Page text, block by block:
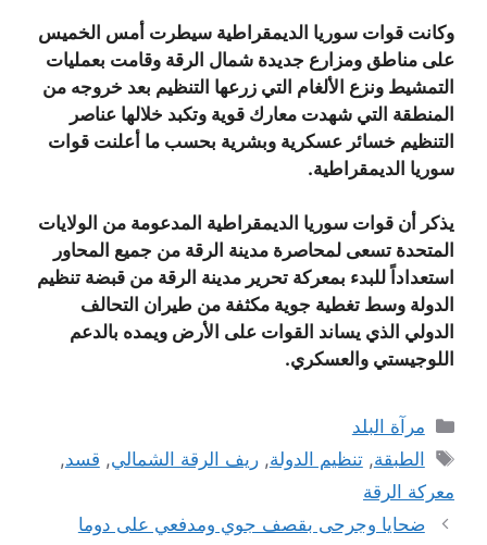
وكانت قوات سوريا الديمقراطية سيطرت أمس الخميس
على مناطق ومزارع جديدة شمال الرقة وقامت بعمليات
التمشيط ونزع الألغام التي زرعها التنظيم بعد خروجه من
المنطقة التي شهدت معارك قوية وتكبد خلالها عناصر
التنظيم خسائر عسكرية وبشرية بحسب ما أعلنت قوات
سوريا الديمقراطية.
يذكر أن قوات سوريا الديمقراطية المدعومة من الولايات
المتحدة تسعى لمحاصرة مدينة الرقة من جميع المحاور
استعداداً للبدء بمعركة تحرير مدينة الرقة من قبضة تنظيم
الدولة وسط تغطية جوية مكثفة من طيران التحالف
الدولي الذي يساند القوات على الأرض ويمده بالدعم
اللوجيستي والعسكري.
التصنيفات
مرآة البلد
الوسوم
الطبقة,تنظيم الدولة,ريف الرقة الشمالي, قسد,
معركة الرقة
ضحايا وجرحى بقصف جوي ومدفعي على دوما